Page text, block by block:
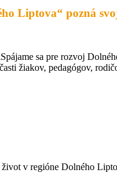
Liptova“ pozná
sa pre rozvoj
žiakov, pedagógov,
v regióne Dolného